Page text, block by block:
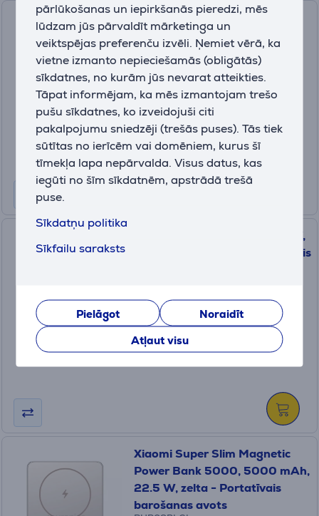
pārlūkošanas un iepirkšanās pieredzi, mēs
lūdzam jūs pārvaldīt mārketinga un
veiktspējas preferenču izvēli. Ņemiet vērā, ka
vietne izmanto nepieciešamās (obligātās)
sīkdatnes, no kurām jūs nevarat atteikties.
Tāpat informējam, ka mēs izmantojam trešo
pušu sīkdatnes, ko izveidojuši citi
pakalpojumu sniedzēji (trešās puses). Tās tiek
sūtītas no ierīcēm vai domēniem, kurus šī
tīmekļa lapa nepārvalda. Visus datus, kas
iegūti no šīm sīkdatnēm, apstrādā trešā
puse.
Sīkdatņu politika
Sīkfailu saraksts
Pielāgot
Noraidīt
Atļaut visu
Apple iPhone Air MagSafe
Battery, balta - Portatīvais
barošanas avots
MGPG4ZM/A
Ir noliktavā
Cena:
115.99 €
10 mēneši 13 €
Anker Zolo Power Bank, 30 W,
10000 mAh, balta - Portatīvais
Ir noliktavā
Cena:
26.99 €
Xiaomi Super Slim Magnetic
Power Bank 5000, 5000 mAh,
22.5 W, zelta - Portatīvais
barošanas avots